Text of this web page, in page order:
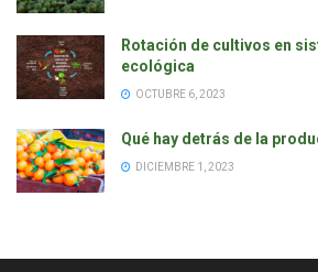
Rotación de cultivos en
ecológica
OCTUBRE 6, 2023
Qué hay detrás de la
DICIEMBRE 1, 2023